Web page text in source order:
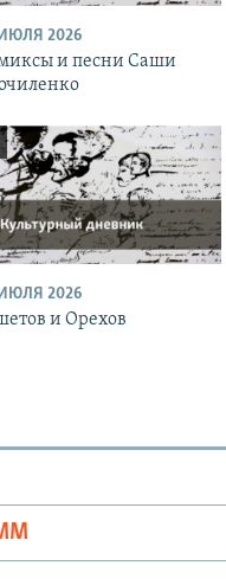
2026
и песни Саши
2026
и Орехов